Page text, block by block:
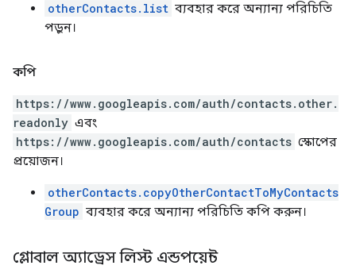
otherContacts.list ব্যবহার করে অন্যান্য পরিচিতি
পড়ুন।
কপি
https://www.googleapis.com/auth/contacts.other.
readonly এবং
https://www.googleapis.com/auth/contacts স্কোপের
প্রয়োজন।
otherContacts.copyOtherContactToMyContacts
Group ব্যবহার করে অন্যান্য পরিচিতি কপি করুন।
গ্লোবাল অ্যাড্রেস লিস্ট এন্ডপয়েন্ট